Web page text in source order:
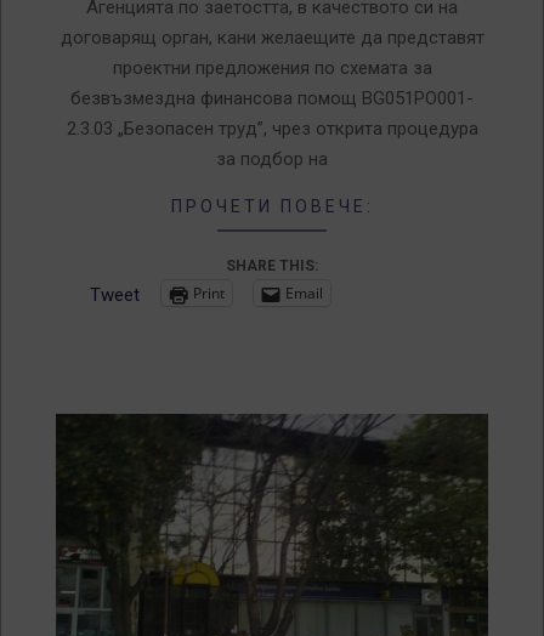
Агенцията по заетостта, в качеството си на
договарящ орган, кани желаещите да представят
проектни предложения по схемата за
безвъзмездна финансова помощ BG051PO001-
2.3.03 „Безопасен труд”, чрез открита процедура
за подбор на
ПРОЧЕТИ ПОВЕЧЕ:
SHARE THIS:
Tweet Print Email